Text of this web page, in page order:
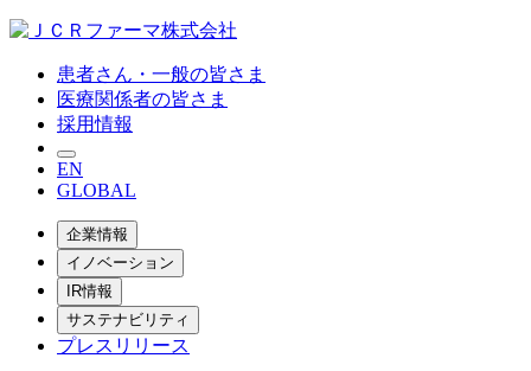
患者さん・一般の皆さま
医療関係者の皆さま
採用情報
EN
GLOBAL
企業情報
イノベーション
IR情報
サステナビリティ
プレスリリース